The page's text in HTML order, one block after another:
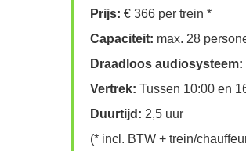
Prijs: € 366 per trein *
Capaciteit: max. 28
Draadloos audiosysteem:
Vertrek: Tussen 10:00 en
Duurtijd: 2,5 uur
(* incl. BTW + trein/